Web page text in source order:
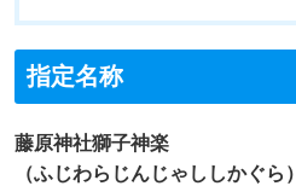
指定名称
藤原神社獅子神楽
（ふじわらじんじゃししかぐら）